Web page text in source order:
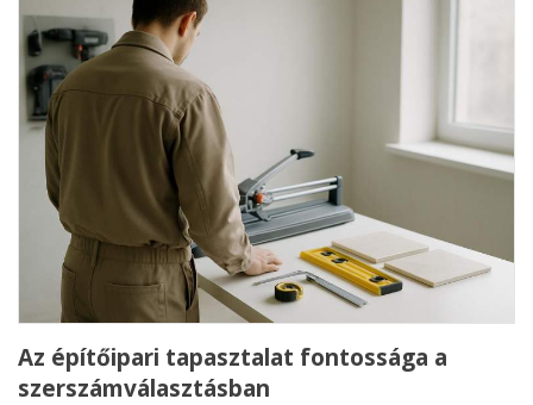
Az építőipari tapasztalat fontossága a
szerszámválasztásban